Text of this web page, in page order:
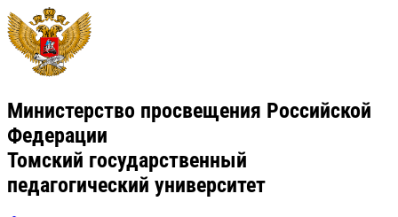
Министерство просвещения Российской
Федерации
Томский государственный
педагогический университет